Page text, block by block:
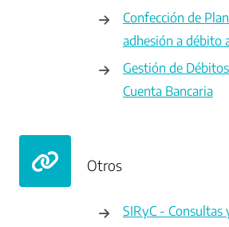
Confección de
adhesión a débito
Gestión de
Cuenta Bancaria
Otros
SIRyC - Consultas